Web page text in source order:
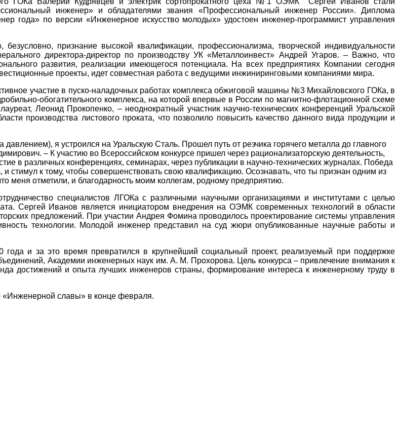
инженер» и обладателями звания «Профессиональный инженер России». Диплома
года» по версии «Инженерное искусство молодых» удостоен инженер-программист управления
признание высокой квалификации, профессионализма, творческой индивидуальности
директора-директор по производству УК «Металлоинвест» Андрей Угаров. – Важно, что
развития, реализации имеющегося потенциала. На всех предприятиях Компании сегодня
проекты, идет совместная работа с ведущими инжиниринговыми компаниями мира.
участие в пуско-наладочных работах комплекса обжиговой машины №3 Михайловского ГОКа, в
обогатительного комплекса, на которой впервые в России по магнитно-флотационной схеме
Леонид Прокопенко, – неоднократный участник научно-технических конференций Уральской
производства листового проката, что позволило повысить качество данного вида продукции и
я устроился на Уральскую Сталь. Прошел путь от резчика горячего металла до главного
– К участию во Всероссийском конкурсе пришел через рационализаторскую деятельность,
в различных конференциях, семинарах, через публикации в научно-технических журналах. Победа
и стимул к тому, чтобы совершенствовать свою квалификацию. Осознавать, что ты признан одним из
меня отметили, и благодарность моим коллегам, родному предприятию.
специалистов ЛГОКа с различными научными организациями и институтами с целью
Сергей Иванов является инициатором внедрения на ОЭМК современных технологий в области
предложений. При участии Андрея Фомина проводилось проектирование системы управления
технологии. Молодой инженер представил на суд жюри опубликованные научные работы и
года и за это время превратился в крупнейший социальный проект, реализуемый при поддержке
Академии инженерных наук им. А. М. Прохорова. Цель конкурса – привлечение внимания к
достижений и опыта лучших инженеров страны, формирование интереса к инженерному труду в
«Инженерной славы» в конце февраля.